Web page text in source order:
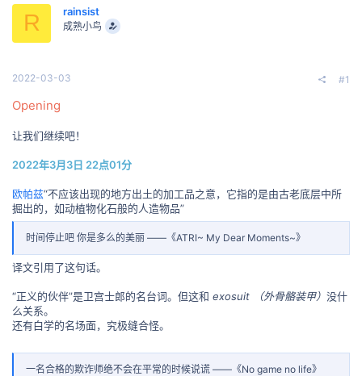
R rainsist
成熟小鸟
2022-03-03 #1
Opening
让我们继续吧！
2022年3月3日 22点01分
欧帕兹“不应该出现的地方出土的加工品之意，它指的是由古老底层中所
掘出的，如动植物化石般的人造物品”
时间停止吧 你是多么的美丽 ——《ATRI~ My Dear Moments~》
译文引用了这句话。
“正义的伙伴”是卫宫士郎的名台词。但这和 exosuit （外骨骼装甲） 没什
么关系。
还有白学的名场面，究极缝合怪。
一名合格的欺诈师绝不会在平常的时候说谎 ——《No game no life》